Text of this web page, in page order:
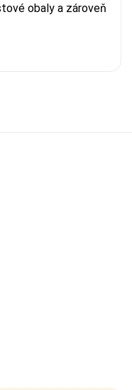
obaly a zároveň